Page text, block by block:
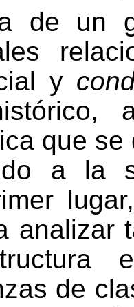
de un
y
que se
a la
analizar
de